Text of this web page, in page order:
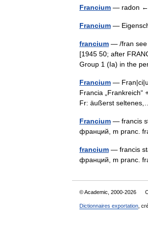
Francium — radon ←
Francium —
francium — /fran see
[1945 50; after
Group 1 (Ia) in the
Francium —
Francia „Frankreich“
Fr: äußerst
Francium — francis
франций, m pranc.
francium — francis
франций, m pranc.
© Academic, 2000-2026
Dictionnaires exportation ,